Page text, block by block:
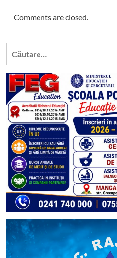
Comments are closed.
Caută